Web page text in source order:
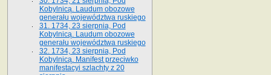
Kobylnicą. Laudum obozowe
generału województwa ruskiego
31. 1734, 23 sierpnia, Pod
Kobylnicą. Laudum obozowe
generału województwa ruskiego
32. 1734, 23 sierpnia, Pod
Kobylnicą. Manifest przeciwko
manifestacyi szlachty z 20